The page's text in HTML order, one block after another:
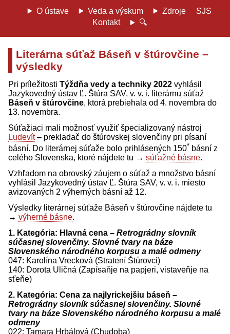
O ústave Veda a výskum Zdroje
SJS
Kontakt
🔍
Literárna súťaž Báseň v štúrovčine –
výsledky
Pri príležitosti Týždňa vedy a techniky 2022 vyhlásil
Jazykovedný ústav Ľ. Štúra SAV, v. v. i. literárnu súťaž
Báseň v štúrovčine, ktorá prebiehala od 4. novembra do
13. novembra.
Súťažiaci mali možnosť využiť špecializovaný nástroj
Ludevít– prekladač do štúrovskej slovenčiny pri písaní
básní. Do literárnej súťaže bolo prihlásených 150* básní z
celého Slovenska, ktoré nájdete tu → súťažné básne.
Vzhľadom na obrovský záujem o súťaž a množstvo básní
vyhlásil Jazykovedný ústav Ľ. Štúra SAV, v. v. i. miesto
avizovaných 2 výherných básní až 12.
Výsledky literárnej súťaže Báseň v štúrovčine nájdete tu
→ výherné básne.
1. Kategória: Hlavná cena – Retrográdny slovník
súčasnej slovenčiny. Slovné tvary na báze
Slovenského národného korpusu a malé odmeny
047: Karolína Vrecková (Stratení Štúrovci)
140: Dorota Uličná (Zapísaňje na papjeri, vistaveňje na
sťeňe)
2. Kategória: Cena za najlyrickejšiu báseň –
Retrográdny slovník súčasnej slovenčiny. Slovné
tvary na báze Slovenského národného korpusu a malé
odmeny
022: Tamara Hrbálová (Chudoba)